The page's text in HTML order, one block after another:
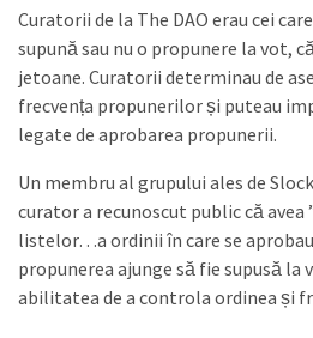
Curatorii de la The DAO erau cei
supună sau nu o propunere la vot,
jetoane. Curatorii determinau de
frecvența propunerilor și puteau
legate de aprobarea propunerii.
Un membru al grupului ales de
curator a recunoscut public că
listelor…a ordinii în care se
propunerea ajunge să fie supusă
abilitatea de a controla ordinea și